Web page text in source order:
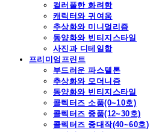
컬러풀한 화려함
캐릭터와 귀여움
추상화와 미니멀리즘
동양화와 빈티지스타일
사진과 디테일함
프리미엄프린트
부드러운 파스텔톤
추상화와 모더니즘
동양화와 빈티지스타일
콜렉터즈 소품(0~10호)
콜렉터즈 중품(12~30호)
콜렉터즈 중대작(40~60호)